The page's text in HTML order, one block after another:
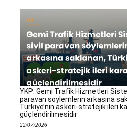
YKP: Gemi Trafik Hizmetleri
paravan söylemlerin arkasına
Türkiye’nin askeri-stratejik ileri
güçlendirilmesidir
22/07/2026